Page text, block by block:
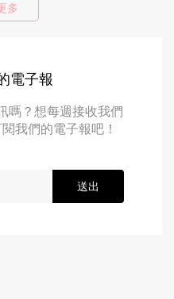
多
電子報
嗎？想每週接收我們
我們的電子報吧！
送出